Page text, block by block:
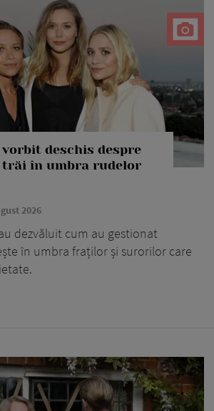
vorbit deschis despre
trăi în umbra rudelor
2026
dezvăluit cum au gestionat
în umbra fraților și surorilor care